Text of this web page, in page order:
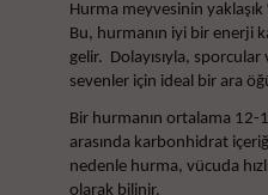
Hurma meyvesinin
Bu, hurmanın iyi bir enerji
gelir. Dolayısıyla, sporcular
sevenler için ideal bir ara
Bir hurmanın ortalama 12-
arasında karbonhidrat
nedenle hurma, vücuda
olarak bilinir.